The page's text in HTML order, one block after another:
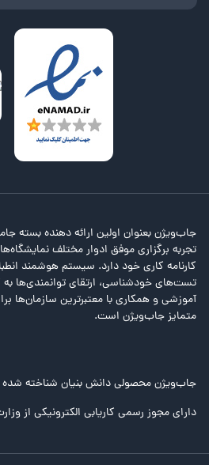
جاب‌ویژن بعنوان اولین ارائه دهنده بسته
تجربه برگزاری موفق ادوار مختلف
کارنامه کاری خود دارد. سیستم هوشمند
تست‌های خودشناسی، ارتقای توانمندی‌ها
آموزشی و همکاری با معتبرترین سازمان‌ها
متمایز جاب‌ویژن است.
جاب‌ویژن محصولی دانش بنیان شناخته
دارای مجوز رسمی کاریابی الکترونیکی از